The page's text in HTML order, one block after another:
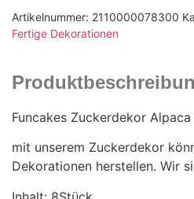
Artikelnummer: 2110000078300
Fertige Dekorationen
Funcakes Zuckerdekor
mit unserem Zuckerdekor
Dekorationen herstellen. Wir